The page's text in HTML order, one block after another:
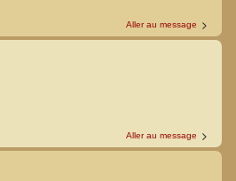
Aller au message
Aller au message